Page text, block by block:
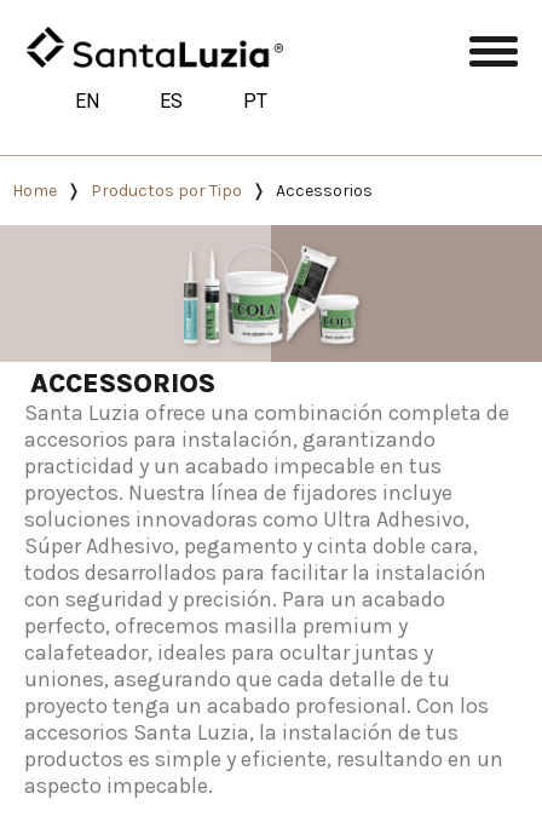
EN ES PT
Home Productos por Tipo Accessorios
ACCESSORIOS
Santa Luzia ofrece una combinación completa de
accesorios para instalación, garantizando
practicidad y un acabado impecable en tus
proyectos. Nuestra línea de fijadores incluye
soluciones innovadoras como Ultra Adhesivo,
Súper Adhesivo, pegamento y cinta doble cara,
todos desarrollados para facilitar la instalación
con seguridad y precisión. Para un acabado
perfecto, ofrecemos masilla premium y
calafeteador, ideales para ocultar juntas y
uniones, asegurando que cada detalle de tu
proyecto tenga un acabado profesional. Con los
accesorios Santa Luzia, la instalación de tus
productos es simple y eficiente, resultando en un
aspecto impecable.